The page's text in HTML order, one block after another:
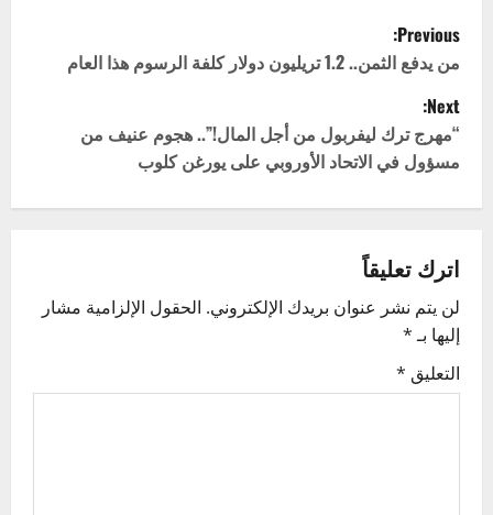
P
o
s
t
n
a
v
i
g
Previous:
من يدفع الثمن.. 1.2 تريليون دولار كلفة الرسوم هذا العام
Next:
“مهرج ترك ليفربول من أجل المال!”.. هجوم عنيف من
مسؤول في الاتحاد الأوروبي على يورغن كلوب
اترك تعليقاً
لن يتم نشر عنوان بريدك الإلكتروني. الحقول الإلزامية مشار
إليها بـ*
التعليق *